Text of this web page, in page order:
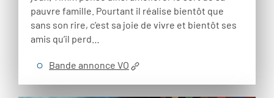
pauvre famille. Pourtant il réalise bientôt que
sans son rire, c’est sa joie de vivre et bientôt ses
amis qu’il perd…
Bande annonce VO